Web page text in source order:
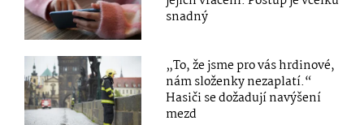
snadný
„To, že jsme pro vás hrdinové,
nám složenky nezaplatí.“
Hasiči se dožadují navýšení
mezd